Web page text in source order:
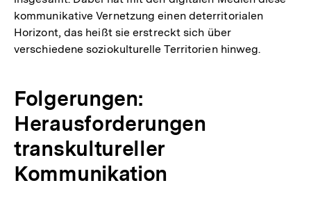
kommunikative Vernetzung einen deterritorialen
Horizont, das heißt sie erstreckt sich über
verschiedene soziokulturelle Territorien hinweg.
Folgerungen:
Herausforderungen
transkultureller
Kommunikation